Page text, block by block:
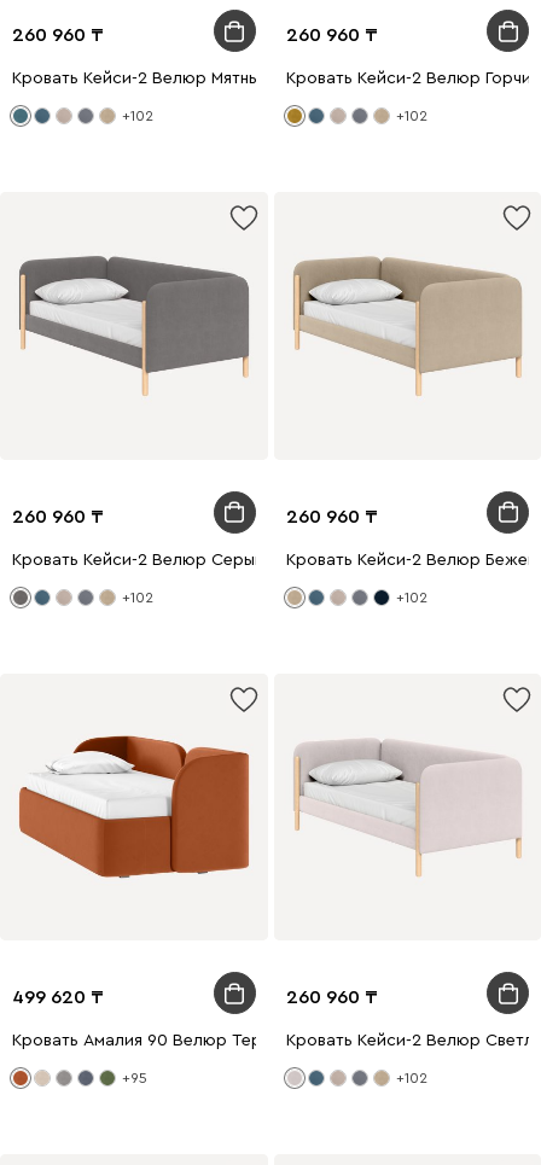
260 960
Кровать Кейси-2 Велюр Мятный
+102
260 960
Кровать Кейси-2 Велюр
+102
260 960
Кровать Кейси-2 Велюр Серый
+102
260 960
Кровать Кейси-2 Велюр
+102
499 620
Кровать Амалия 90 Велюр Терракотовый
+95
260 960
Кровать Кейси-2 Велюр
+102